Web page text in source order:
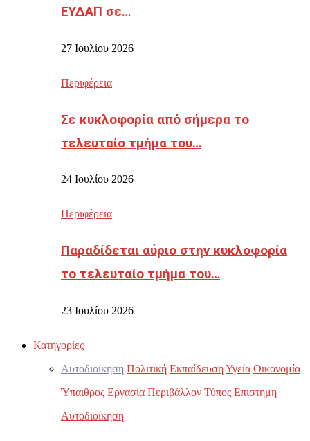
ΕΥΔΑΠ σε…
27 Ιουλίου 2026
Περιφέρεια
Σε κυκλοφορία από σήμερα το
τελευταίο τμήμα του…
24 Ιουλίου 2026
Περιφέρεια
Παραδίδεται αύριο στην κυκλοφορία
το τελευταίο τμήμα του…
23 Ιουλίου 2026
Κατηγορίες
Αυτοδιοίκηση Πολιτική ΕκπαίδευσηΥγεία Οικονομία
Ύπαιθρος Εργασία Περιβάλλον Τύπος Επιστημη
Αυτοδιοίκηση